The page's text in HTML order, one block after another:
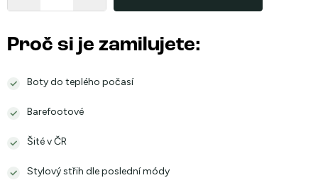
Proč si je zamilujete:
Boty do teplého počasí
Barefootové
Šité v ČR
Stylový střih dle poslední módy